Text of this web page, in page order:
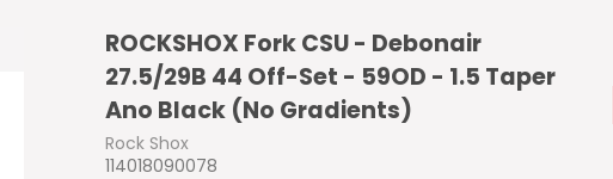
ROCKSHOX Fork CSU - Debonair
27.5/29B 44 Off-Set - 59OD - 1.5 Taper
Ano Black (No Gradients)
Rock Shox
114018090078